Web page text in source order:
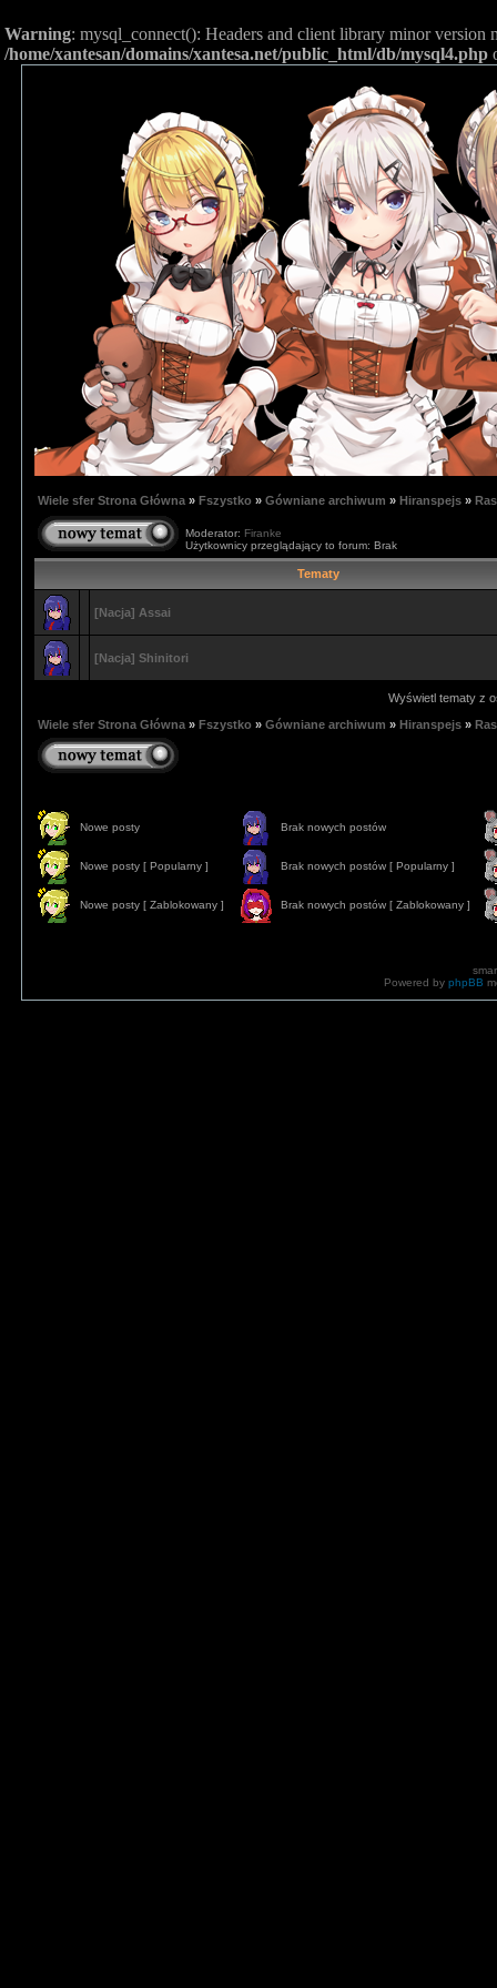
Warning: mysql_connect(): Headers and client library minor
/home/xantesan/domains/xantesa.net/public_html/db/mysql4.php
Wiele sfer Strona Główna » Fszystko » Gówniane archiwum » Hiranspejs »
Moderator: Firanke
Użytkownicy przeglądający to forum: Brak
Tematy
[Nacja] Assai
[Nacja] Shinitori
Wyświetl tematy z
Wiele sfer Strona Główna » Fszystko » Gówniane archiwum » Hiranspejs »
Nowe posty Brak nowych postów
Nowe posty [ Popularny ] Brak nowych postów [ Popularny ]
Nowe posty [ Zablokowany ] Brak nowych postów [ Zablokowany ]
Powered by phpBB